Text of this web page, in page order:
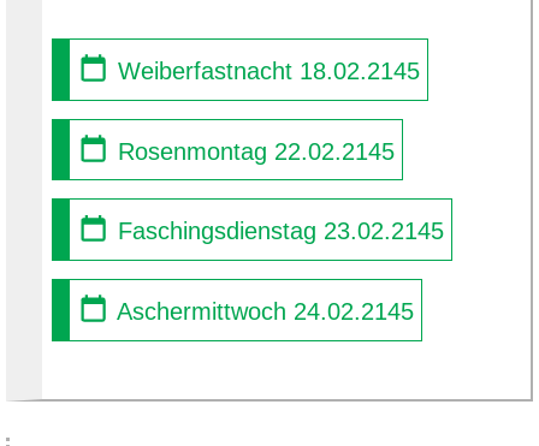
Weiberfastnacht 18.02.2145
Rosenmontag 22.02.2145
Faschingsdienstag 23.02.2145
Aschermittwoch 24.02.2145